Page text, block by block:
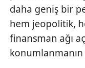
daha geniş bir
hem jeopolitik,
finansman ağı